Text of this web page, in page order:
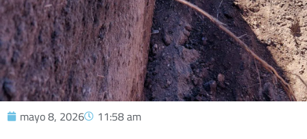
mayo 8, 2026 11:58 am